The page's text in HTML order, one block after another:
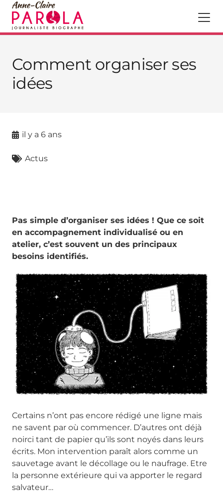
Comment organiser ses
idées
il y a 6 ans
Actus
Pas simple d’organiser ses idées ! Que ce soit
en accompagnement individualisé ou en
atelier, c’est souvent un des principaux
besoins identifiés.
Certains n’ont pas encore rédigé une ligne mais
ne savent par où commencer. D’autres ont déjà
noirci tant de papier qu’ils sont noyés dans leurs
écrits. Mon intervention paraît alors comme un
sauvetage avant le décollage ou le naufrage. Etre
la personne extérieure qui va apporter le regard
salvateur…